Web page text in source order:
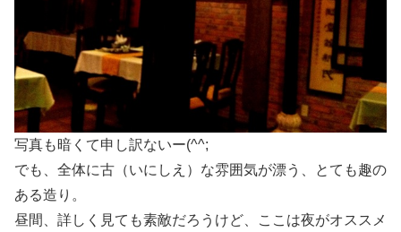
写真も暗くて申し訳ないー(^^;
でも、全体に古（いにしえ）な雰囲気が漂う、とても趣の
ある造り。
昼間、詳しく見ても素敵だろうけど、ここは夜がオススメ